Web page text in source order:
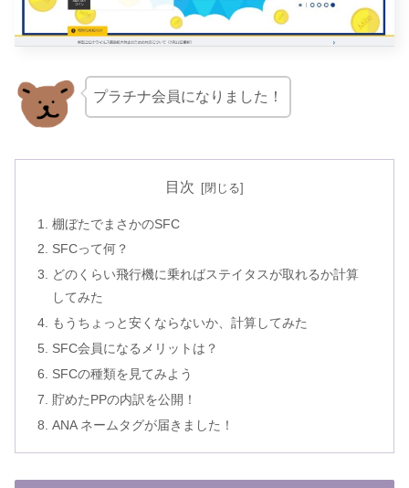
プラチナ会員になりました！
目次
棚ぼたでまさかのSFC
SFCって何？
どのくらい飛行機に乗ればステイタスが取れるか計算
してみた
もうちょっと安くならないか、計算してみた
SFC会員になるメリットは？
SFCの種類を見てみよう
貯めたPPの内訳を公開！
ANA ネームタグが届きました！